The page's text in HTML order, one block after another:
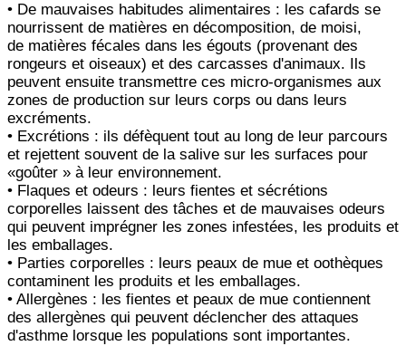
• De mauvaises habitudes alimentaires : les cafards se
nourrissent de matières en décomposition, de moisi,
de matières fécales dans les égouts (provenant des
rongeurs et oiseaux) et des carcasses d'animaux. Ils
peuvent ensuite transmettre ces micro-organismes aux
zones de production sur leurs corps ou dans leurs
excréments.
• Excrétions : ils défèquent tout au long de leur parcours
et rejettent souvent de la salive sur les surfaces pour
«goûter » à leur environnement.
• Flaques et odeurs : leurs fientes et sécrétions
corporelles laissent des tâches et de mauvaises odeurs
qui peuvent imprégner les zones infestées, les produits et
les emballages.
• Parties corporelles : leurs peaux de mue et oothèques
contaminent les produits et les emballages.
• Allergènes : les fientes et peaux de mue contiennent
des allergènes qui peuvent déclencher des attaques
d'asthme lorsque les populations sont importantes.